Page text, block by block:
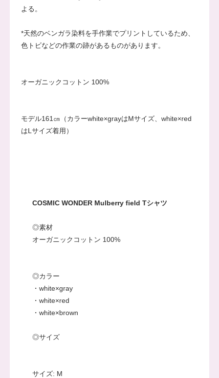
よる。
*天然のベンガラ染料を手作業でプリントしているため、
色トビなどの作業の跡があるものがあります。
オーガニックコットン 100%
モデル161㎝（カラーwhite×grayはMサイズ、white×red
はLサイズ着用）
COSMIC WONDER Mulberry field Tシャツ
◎素材
オーガニックコットン 100%
◎カラー
・white×gray
・white×red
・white×brown
◎サイズ
サイズ: M